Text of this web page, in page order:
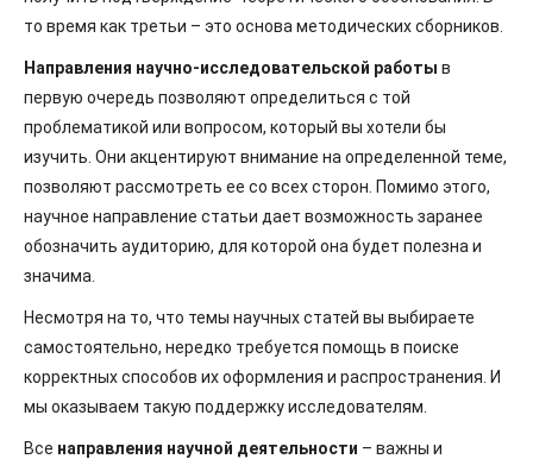
то время как третьи – это основа методических сборников.
Направления научно-исследовательской работы в
первую очередь позволяют определиться с той
проблематикой или вопросом, который вы хотели бы
изучить. Они акцентируют внимание на определенной теме,
позволяют рассмотреть ее со всех сторон. Помимо этого,
научное направление статьи дает возможность заранее
обозначить аудиторию, для которой она будет полезна и
значима.
Несмотря на то, что темы научных статей вы выбираете
самостоятельно, нередко требуется помощь в поиске
корректных способов их оформления и распространения. И
мы оказываем такую поддержку исследователям.
Все направления научной деятельности – важны и